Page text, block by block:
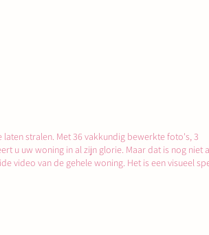
stralen. Met 36 vakkundig bewerkte foto's, 3
u uw woning in al zijn glorie. Maar dat is nog niet
video van de gehele woning. Het is een visueel